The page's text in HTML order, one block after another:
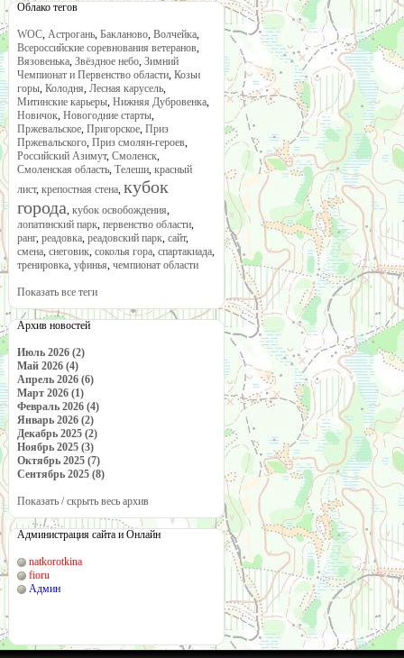
Облако тегов
WOC, Астрогань, Бакланово, Волчейка,
Всероссийские соревнования ветеранов,
Вязовенька, Звёздное небо, Зимний
Чемпионат и Первенство области, Козьи
горы, Колодня, Лесная карусель,
Митинские карьеры, Нижняя Дубровенка,
Новичок, Новогодние старты,
Пржевальское, Пригорское, Приз
Пржевальского, Приз смолян-героев,
Российский Азимут, Смоленск,
Смоленская область, Телеши, красный
лист, крепостная стена, кубок
города, кубок освобождения,
лопатинский парк, первенство области,
ранг, реадовка, реадовский парк, сайт,
смена, снеговик, соколья гора, спартакиада,
тренировка, уфинья, чемпионат области
Показать все теги
Архив новостей
Июль 2026 (2)
Май 2026 (4)
Апрель 2026 (6)
Март 2026 (1)
Февраль 2026 (4)
Январь 2026 (2)
Декабрь 2025 (2)
Ноябрь 2025 (3)
Октябрь 2025 (7)
Сентябрь 2025 (8)
Показать / скрыть весь архив
Администрация сайта и Онлайн
natkorotkina
fioru
Админ